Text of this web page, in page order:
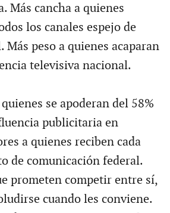
Más cancha a quienes
los canales espejo de
peso a quienes acaparan
televisiva nacional.
se apoderan del 58%
publicitaria en
a quienes reciben cada
de comunicación federal.
prometen competir entre sí,
cuando les conviene.